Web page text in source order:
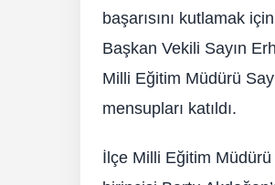
başarısını kutlamak
Başkan Vekili Sayın
Milli Eğitim Müdürü
mensupları katıldı.
İlçe Milli Eğitim